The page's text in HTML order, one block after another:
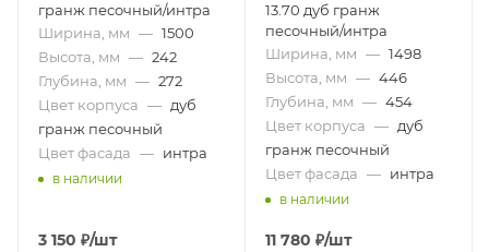
гранж песочный/интра
Ширина, мм — 1500
Высота, мм — 242
Глубина, мм — 272
Цвет корпуса — дуб
гранж песочный
Цвет фасада — интра
в наличии
3 150 ₽/шт
13.70 дуб гранж
песочный/интра
Ширина, мм — 1498
Высота, мм — 446
Глубина, мм — 454
Цвет корпуса — дуб
гранж песочный
Цвет фасада — интра
в наличии
11 780 ₽/шт